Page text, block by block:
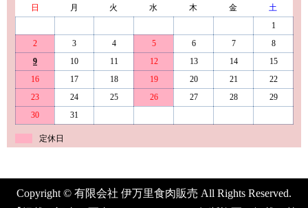
日
月 火 水 木 金
土
1
2
3 4 5 6 7
8
9
10 11 12 13 14
15
16
17 18 19 20 21
22
23
24 25 26 27 28
29
30
31
定休日
Copyright © 有限会社 伊万里食肉販売 All Rights Reserved.